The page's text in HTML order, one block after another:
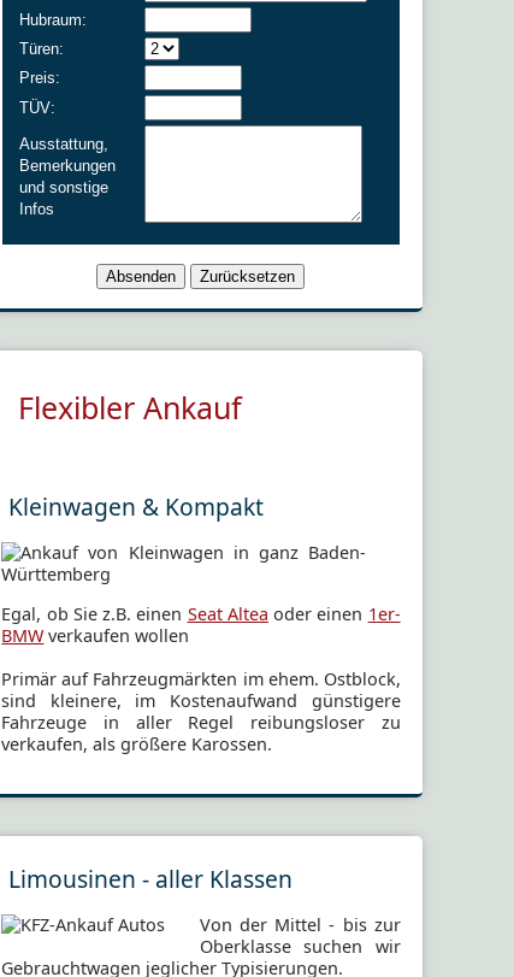
Hubraum:
Türen:
Preis:
TÜV:
Ausstattung,
Bemerkungen
und sonstige
Infos
Flexibler Ankauf
Kleinwagen & Kompakt
Egal, ob Sie z.B. einen Seat Altea oder einen 1er-
BMW verkaufen wollen
Primär auf Fahrzeugmärkten im ehem. Ostblock,
sind kleinere, im Kostenaufwand günstigere
Fahrzeuge in aller Regel reibungsloser zu
verkaufen, als größere Karossen.
Limousinen - aller Klassen
Von der Mittel - bis zur
Oberklasse suchen wir
Gebrauchtwagen jeglicher Typisierungen.